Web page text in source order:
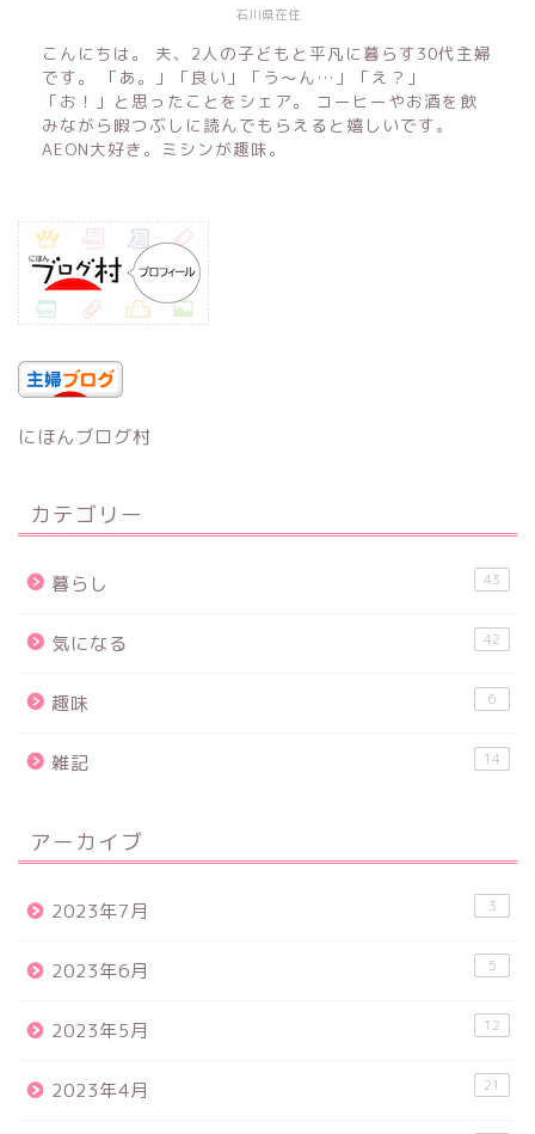
石川県在住
こんにちは。 夫、2人の子どもと平凡に暮らす30代主婦
です。 「あ。」「良い」「う〜ん…」「え？」
「お！」と思ったことをシェア。 コーヒーやお酒を飲
みながら暇つぶしに読んでもらえると嬉しいです。
AEON大好き。ミシンが趣味。
にほんブログ村
カテゴリー
暮らし 43
気になる 42
趣味 6
雑記 14
アーカイブ
2023年7月 3
2023年6月 5
2023年5月 12
2023年4月 21